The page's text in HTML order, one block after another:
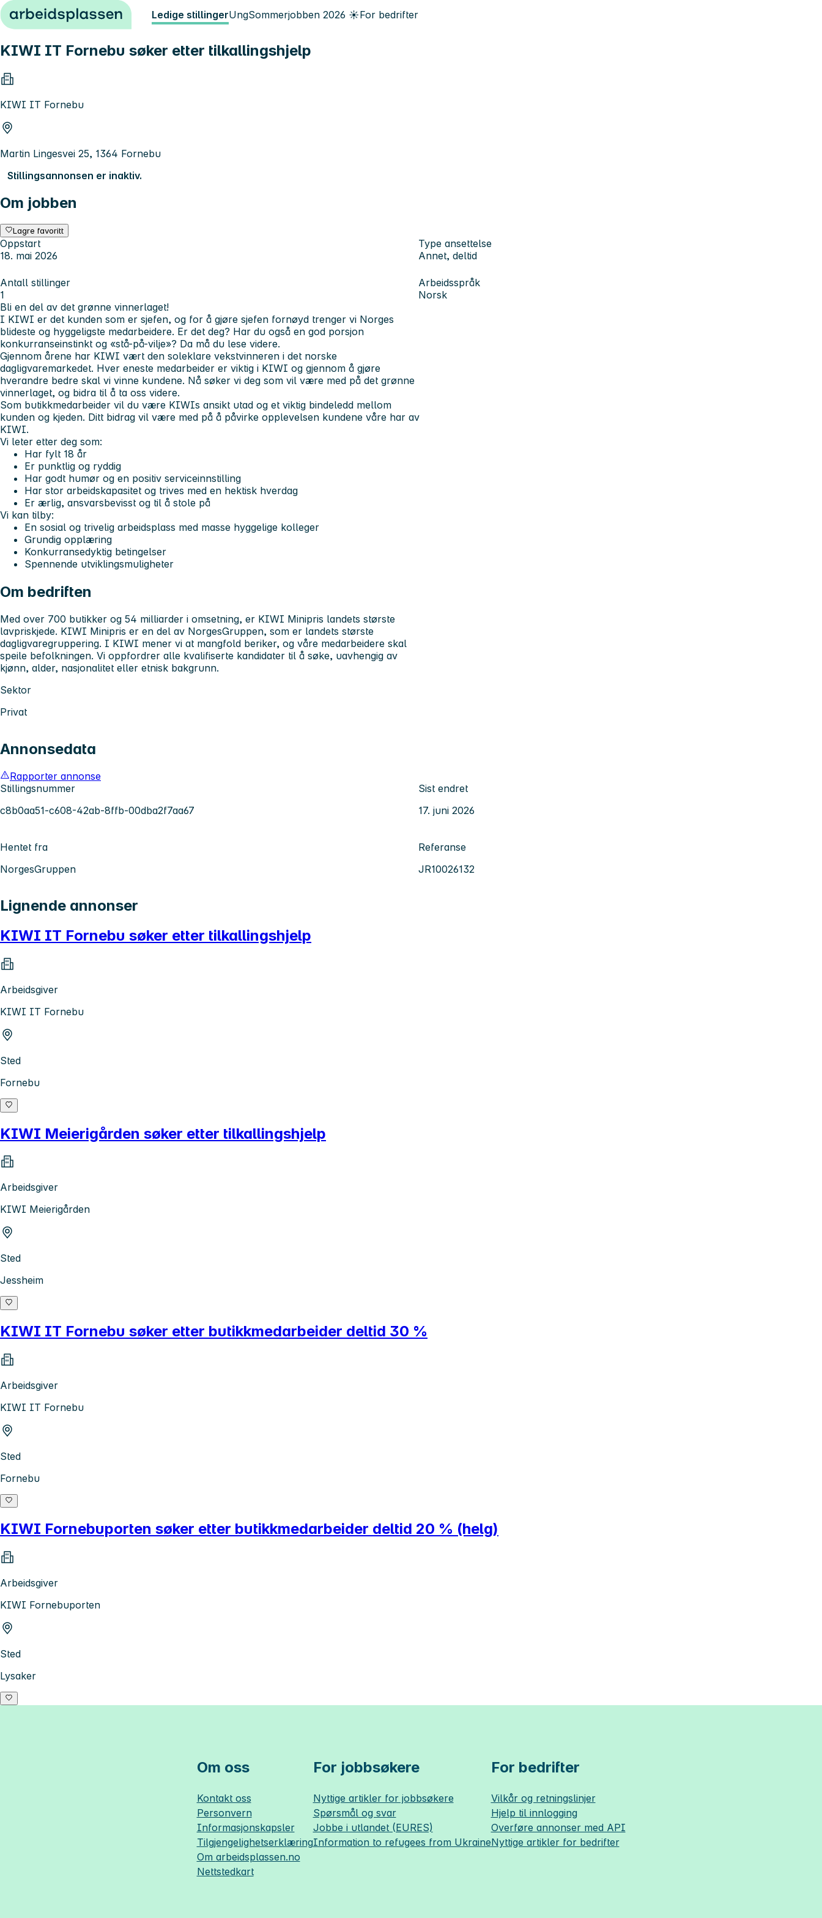
Hopp til innhold Ledige stillingerUngSommerjobben 2026 ☀️For bedrifter
KIWI IT Fornebu søker etter tilkallingshjelp
KIWI IT Fornebu
Martin Lingesvei 25, 1364 Fornebu
Stillingsannonsen er inaktiv.
Om jobben
Lagre favoritt
Oppstart
18. mai 2026
Type ansettelse
Annet, deltid
Antall stillinger
1
Arbeidsspråk
Norsk
Bli en del av det grønne vinnerlaget!
I KIWI er det kunden som er sjefen, og for å gjøre sjefen fornøyd trenger vi Norges
blideste og hyggeligste medarbeidere. Er det deg? Har du også en god porsjon
konkurranseinstinkt og «stå-på-vilje»? Da må du lese videre.
Gjennom årene har KIWI vært den soleklare vekstvinneren i det norske
dagligvaremarkedet. Hver eneste medarbeider er viktig i KIWI og gjennom å gjøre
hverandre bedre skal vi vinne kundene. Nå søker vi deg som vil være med på det grønne
vinnerlaget, og bidra til å ta oss videre.
Som butikkmedarbeider vil du være KIWIs ansikt utad og et viktig bindeledd mellom
kunden og kjeden. Ditt bidrag vil være med på å påvirke opplevelsen kundene våre har av
KIWI.
Vi leter etter deg som:
Har fylt 18 år
Er punktlig og ryddig
Har godt humør og en positiv serviceinnstilling
Har stor arbeidskapasitet og trives med en hektisk hverdag
Er ærlig, ansvarsbevisst og til å stole på
Vi kan tilby:
En sosial og trivelig arbeidsplass med masse hyggelige kolleger
Grundig opplæring
Konkurransedyktig betingelser
Spennende utviklingsmuligheter
Om bedriften
Med over 700 butikker og 54 milliarder i omsetning, er KIWI Minipris landets største
lavpriskjede. KIWI Minipris er en del av NorgesGruppen, som er landets største
dagligvaregruppering. I KIWI mener vi at mangfold beriker, og våre medarbeidere skal
speile befolkningen. Vi oppfordrer alle kvalifiserte kandidater til å søke, uavhengig av
kjønn, alder, nasjonalitet eller etnisk bakgrunn.
Sektor
Privat
Annonsedata
Rapporter annonse
Stillingsnummer
c8b0aa51-c608-42ab-8ffb-00dba2f7aa67
Sist endret
17. juni 2026
Hentet fra
NorgesGruppen
Referanse
JR10026132
Lignende annonser
KIWI IT Fornebu søker etter tilkallingshjelp
Arbeidsgiver
KIWI IT Fornebu
Sted
Fornebu
KIWI Meierigården søker etter tilkallingshjelp
Arbeidsgiver
KIWI Meierigården
Sted
Jessheim
KIWI IT Fornebu søker etter butikkmedarbeider deltid 30 %
Arbeidsgiver
KIWI IT Fornebu
Sted
Fornebu
KIWI Fornebuporten søker etter butikkmedarbeider deltid 20 % (helg)
Arbeidsgiver
KIWI Fornebuporten
Sted
Lysaker
Om oss
Kontakt oss
Personvern
Informasjonskapsler
Tilgjengelighetserklæring
Om arbeidsplassen.no
Nettstedkart
For jobbsøkere
Nyttige artikler for jobbsøkere
Spørsmål og svar
Jobbe i utlandet (EURES)
Information to refugees from Ukraine
For bedrifter
Vilkår og retningslinjer
Hjelp til innlogging
Overføre annonser med API
Nyttige artikler for bedrifter